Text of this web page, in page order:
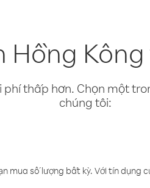
Hồng
thấp hơn. Chọn một
chúng tôi:
mua số lượng bất kỳ. Với tín dụng